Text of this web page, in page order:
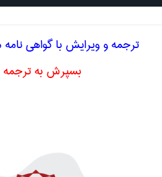
ترجمه و ویرایش با گواهی
بسپرش به ترجمه